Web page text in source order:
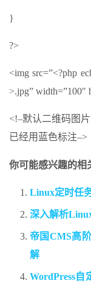
}
?>
<img src=”<?php
>.jpg” width=”100″
<!–默认二维码图
已经用蓝色标注–>
你可能感兴趣的相
Linux定时任
深入解析
帝国CMS高
解
WordPress自